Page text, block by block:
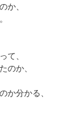
か、
て、
のか、
か分かる、